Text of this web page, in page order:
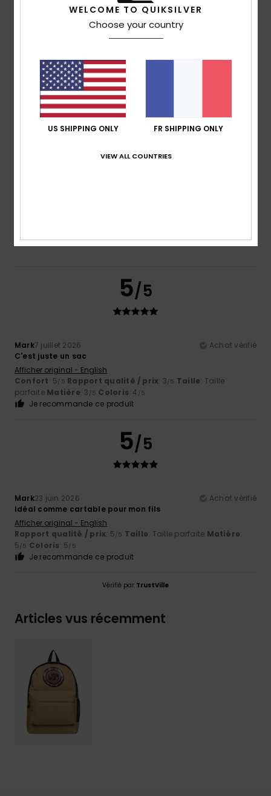
5.0
basé sur2 avis vérifiés
100% de nos clients recommandent ce produit
Confort
5.0
4.0
5/5
Mark7 juillet 2026
Achat vérifié
C'est juste un sac
Afficher original - English
Confort: 5/5 Rapport qualité / prix: 3/5 Taille: Taille
parfaite Matière: 3 /5 Coloris: 4 /5
Je recommande ce produit
5/5
Mark23 juin 2026
Achat vérifié
Idéal comme cartable pour mon fils
Afficher original - English
Rapport qualité / prix: 5/5 Taille: Taille parfaite Matière:
5/5 Coloris: 5/5
Je recommande ce produit
Vérifié par TrustVille
Articles vus récemment
WELCOME TO QUIKSILVER
Choose your country
US SHIPPING ONLY FR SHIPPING ONLY
VIEW ALL COUNTRIES